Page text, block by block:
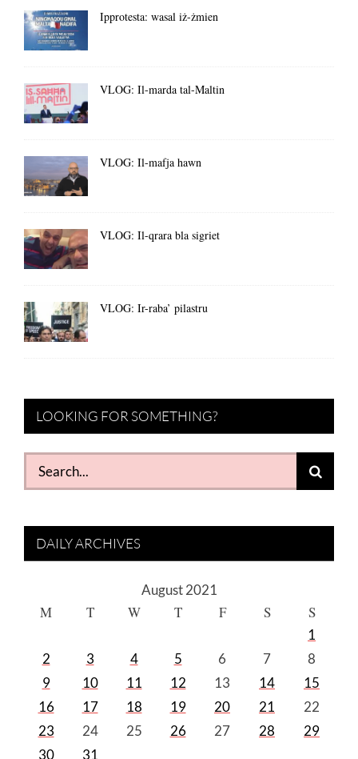
Ipprotesta: wasal iż-żmien
VLOG: Il-marda tal-Maltin
VLOG: Il-mafja hawn
VLOG: Il-qrara bla sigriet
VLOG: Ir-raba’ pilastru
LOOKING FOR SOMETHING?
Search
for:
DAILY ARCHIVES
August 2021
M T W T F S S
1
2
3 4 5 6 7
8
9
10 11 12 13 14
15
16
17 18 19 20 21
22
23
24 25 26 27 28
29
30
31